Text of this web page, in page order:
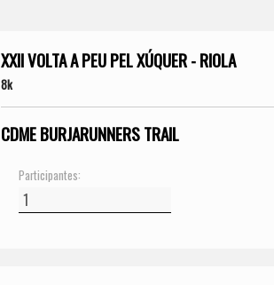
XXII VOLTA A PEU PEL XÚQUER - RIOLA
8k
CDME BURJARUNNERS TRAIL
Participantes: